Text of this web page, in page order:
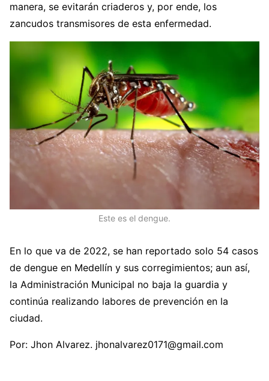
manera, se evitarán criaderos y, por ende, los
zancudos transmisores de esta enfermedad.
Este es el dengue.
En lo que va de 2022, se han reportado solo 54 casos
de dengue en Medellín y sus corregimientos; aun así,
la Administración Municipal no baja la guardia y
continúa realizando labores de prevención en la
ciudad.
Por: Jhon Alvarez. jhonalvarez0171@gmail.com